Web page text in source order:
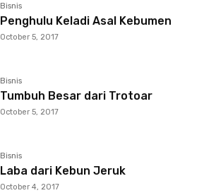
Bisnis
Penghulu Keladi Asal Kebumen
October 5, 2017
Bisnis
Tumbuh Besar dari Trotoar
October 5, 2017
Bisnis
Laba dari Kebun Jeruk
October 4, 2017